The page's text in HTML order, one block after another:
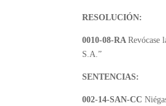
RESOLUCIÓN:
0010-08-RARevócase
S.A.”
SENTENCIAS:
002-14-SAN-CC